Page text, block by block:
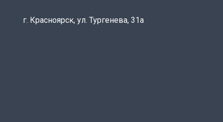
г. Красноярск, ул. Тургенева, 31а